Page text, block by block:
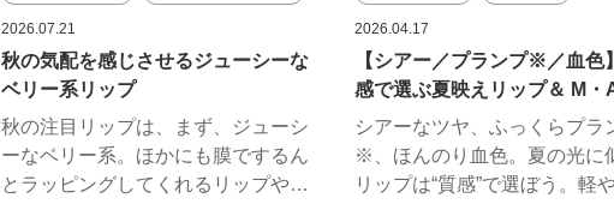
リップ
コスメデコルテ KANEBO
ポール & ジョー ボーテ
ルナソル ADDICTION
エレガンス エスト
2026.07.21
秋の気配を感じさせるジューシーな
ベリー系リップ
秋の注目リップは、まず、ジューシ
ーなベリー系。ほかにも膜でするん
とラッピングしてくれるリップやお
リップ
エレガンス クリニーク
コスメデコルテ
エスティ ローダー
SHISEIDO
2026.04.17
【シアー／プランプ※／血色
感で選ぶ夏映えリップ＆ M・
がおすすめするHOW TO【ふ
マットなブラーリップ】
シアーなツヤ、ふっくらプラ
※、ほんのり血色。夏の光に
リップは“質感”で選ぼう。軽